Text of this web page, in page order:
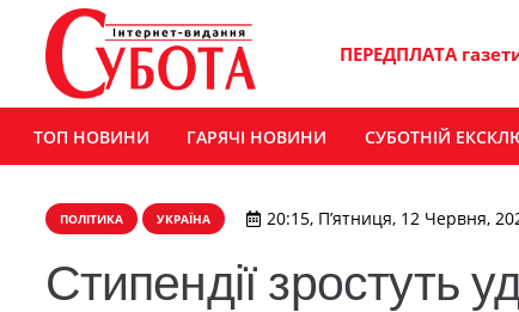
ПЕРЕДПЛАТА
ТОП НОВИНИ ГАРЯЧІ НОВИНИ СУБОТНІЙ
ПОЛІТИКА УКРАЇНА 20:15, П’ятниця, 12 Червня,
Стипендії зростуть